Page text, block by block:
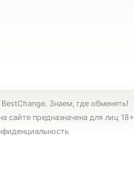
Знаем, где обменять!
сайте предназначена для лиц 18+